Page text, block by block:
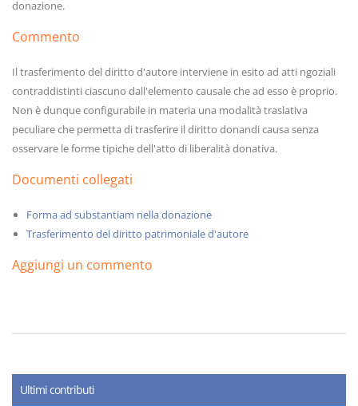
donazione.
Commento
Il trasferimento del diritto d'autore interviene in esito ad atti ngoziali
contraddistinti ciascuno dall'elemento causale che ad esso è proprio.
Non è dunque configurabile in materia una modalità traslativa
peculiare che permetta di trasferire il diritto donandi causa senza
osservare le forme tipiche dell'atto di liberalità donativa.
Documenti collegati
Forma ad substantiam nella donazione
Trasferimento del diritto patrimoniale d'autore
Aggiungi un commento
Ultimi contributi